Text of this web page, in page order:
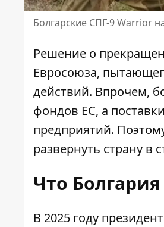
Болгарские СПГ-9 Warrior
Решение о
Евросоюза,
действий. Впрочем,
фондов ЕС, а
предприятий.
развернуть страну в
Что
В 2025 году